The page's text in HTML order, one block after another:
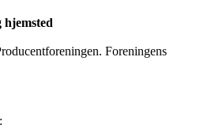
hjemsted
Foreningens